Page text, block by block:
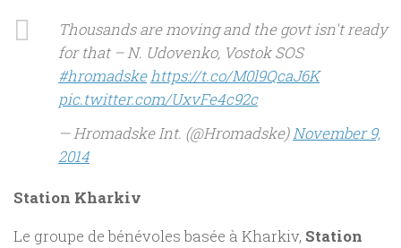
Thousands are moving and the govt isn't ready
for that – N. Udovenko, Vostok SOS
#hromadskehttps://t.co/M0l9QcaJ6K
pic.twitter.com/UxvFe4c92c
— Hromadske Int. (@Hromadske)November 9,
2014
Station Kharkiv
Le groupe de bénévoles basée à Kharkiv, Station